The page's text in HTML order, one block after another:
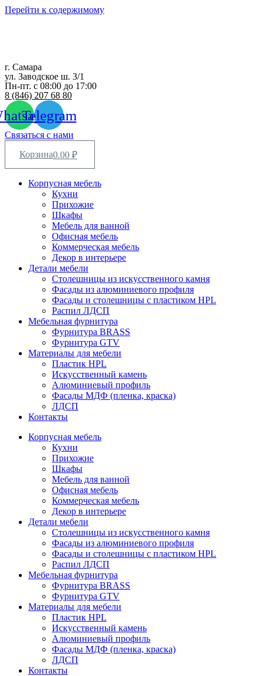
Перейти к содержимому
г. Самара
ул. Заводское ш. 3/1
Пн-пт. с 08:00 до 17:00
8 (846) 207 68 80
Telegram
Связаться с нами
0.00 ₽
Корзина
Корпусная мебель
Кухни
Прихожие
Шкафы
Мебель для ванной
Офисная мебель
Коммерческая мебель
Декор в интерьере
Детали мебели
Столешницы из искусственного камня
Фасады из алюминиевого профиля
Фасады и столешницы с пластиком HPL
Распил ЛДСП
Мебельная фурнитура
Фурнитура BRASS
Фурнитура GTV
Материалы для мебели
Пластик HPL
Искусственный камень
Алюминиевый профиль
Фасады МДФ (пленка, краска)
ЛДСП
Контакты
Корпусная мебель
Кухни
Прихожие
Шкафы
Мебель для ванной
Офисная мебель
Коммерческая мебель
Декор в интерьере
Детали мебели
Столешницы из искусственного камня
Фасады из алюминиевого профиля
Фасады и столешницы с пластиком HPL
Распил ЛДСП
Мебельная фурнитура
Фурнитура BRASS
Фурнитура GTV
Материалы для мебели
Пластик HPL
Искусственный камень
Алюминиевый профиль
Фасады МДФ (пленка, краска)
ЛДСП
Контакты